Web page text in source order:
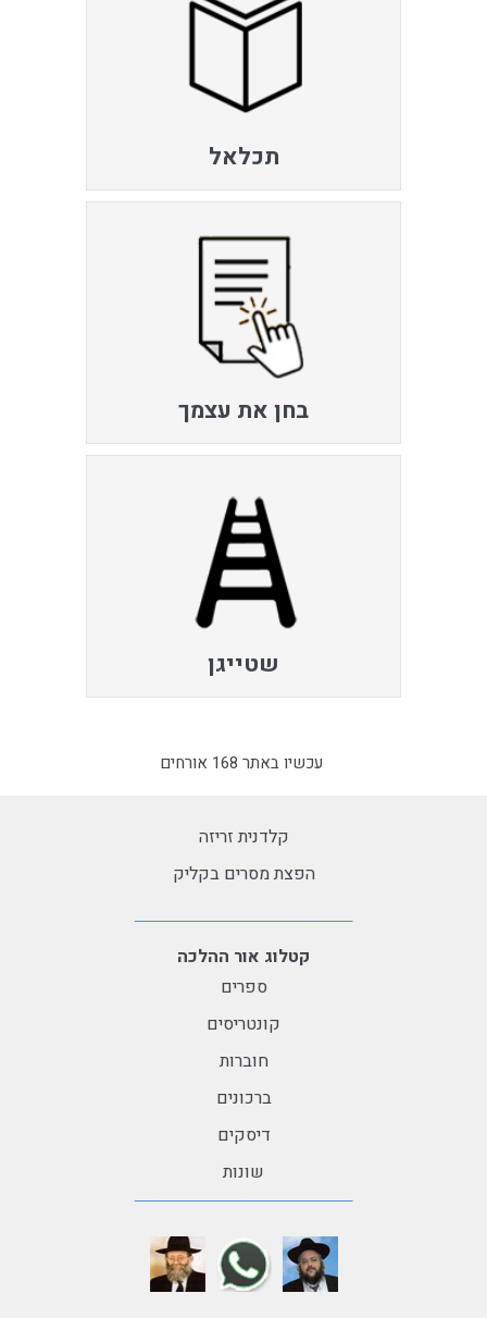
תכלאל
בחן את עצמך
שטייגן
עכשיו באתר 168 אורחים
קלדנית זריזה
הפצת מסרים בקליק
קטלוג אור ההלכה
ספרים
קונטריסים
חוברות
ברכונים
דיסקים
שונות